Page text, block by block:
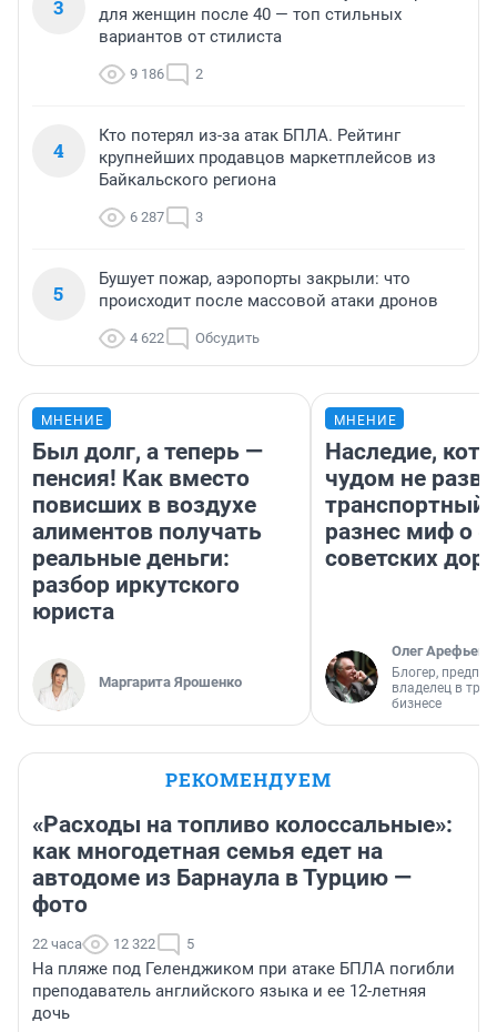
3
для женщин после 40 — топ стильных
вариантов от стилиста
9 186 2
4
Кто потерял из-за атак БПЛА. Рейтинг
крупнейших продавцов маркетплейсов из
Байкальского региона
6 287 3
5
Бушует пожар, аэропорты закрыли: что
происходит после массовой атаки дронов
4 622 Обсудить
МНЕНИЕ
Был долг, а теперь —
пенсия! Как вместо
повисших в воздухе
алиментов получать
реальные деньги:
разбор иркутского
юриста
Маргарита Ярошенко
МНЕНИЕ
Наследие,
чудом не
транспортный
разнес миф о
советских
Олег Арефьев
Блогер,
владелец в
бизнесе
РЕКОМЕНДУЕМ
«Расходы на топливо колоссальные»:
как многодетная семья едет на
автодоме из Барнаула в Турцию —
фото
22 часа 12 322 5
На пляже под Геленджиком при атаке БПЛА погибли
преподаватель английского языка и ее 12-летняя
дочь